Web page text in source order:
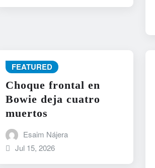
FEATURED
Choque frontal en
Bowie deja cuatro
muertos
Esaim Nájera
Jul 15, 2026